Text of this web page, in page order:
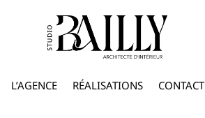
L’AGENCE RÉALISATIONS CONTACT